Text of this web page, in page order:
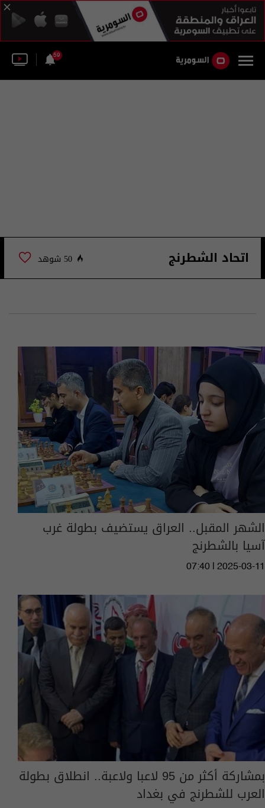
59
اتحاد الشطرنج 50 شوهد
الشهر المقبل.. العراق يستضيف بطولة غرب
آسيا بالشطرنج
07:40 | 2025-03-11
بمشاركة أكثر من 95 لاعبا ولاعبة.. انطلاق بطولة
العرب للشطرنج في بغداد